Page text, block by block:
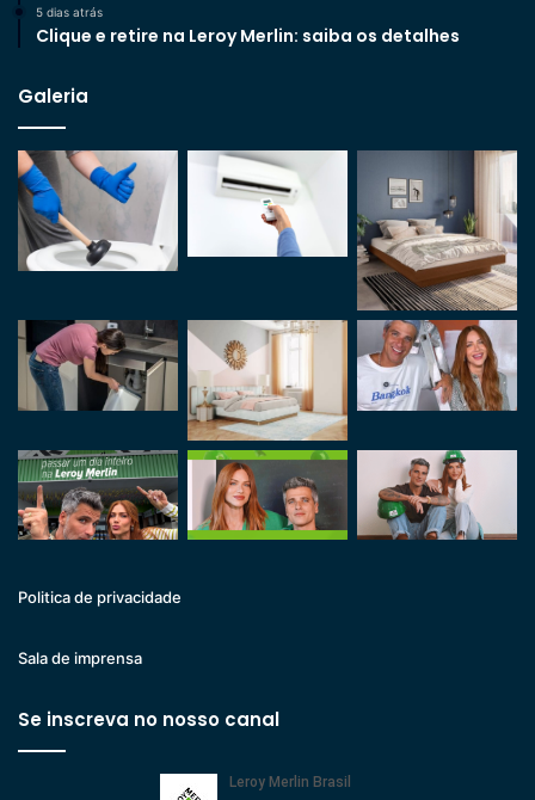
5 dias atrás
Clique e retire na Leroy Merlin: saiba os detalhes
Galeria
Politica de privacidade
Sala de imprensa
Se inscreva no nosso canal